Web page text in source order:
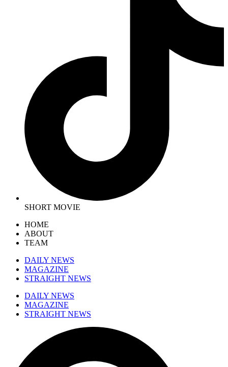
SHORT MOVIE
HOME
ABOUT
TEAM
DAILY NEWS
MAGAZINE
STRAIGHT NEWS
DAILY NEWS
MAGAZINE
STRAIGHT NEWS